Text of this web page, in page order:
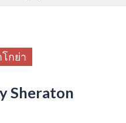
กย่า
Sheraton